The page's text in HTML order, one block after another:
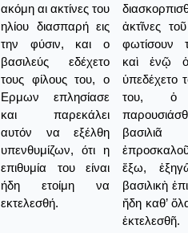
ακόμη αι ακτίνες του
ηλίου διασπαρή εις
την φύσιν, και ο
βασιλεύς εδέχετο
τους φίλους του, ο
Ερμων επλησίασε
και παρεκάλει
αυτόν να εξέλθη
υπενθυμίζων, ότι η
επιθυμία του είναι
ήδη ετοίμη να
εκτελεσθή.
ἀκτῖνες
φωτίσουν
καὶ ἐνῷ ὁ
ὑπεδέχετο
του, ὁ
βασιλιᾶ
ἔξω,
βασιλικὴ
ἤδη καθ’
ἐκτελεσθῆ.